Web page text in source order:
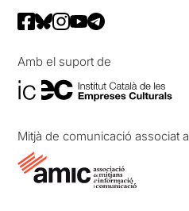
Amb el suport de
Mitjà de comunicació associat a